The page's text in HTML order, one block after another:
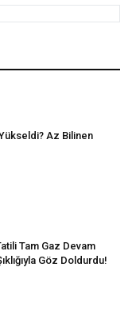
Az Bilinen
Tam Gaz Devam
Göz Doldurdu!